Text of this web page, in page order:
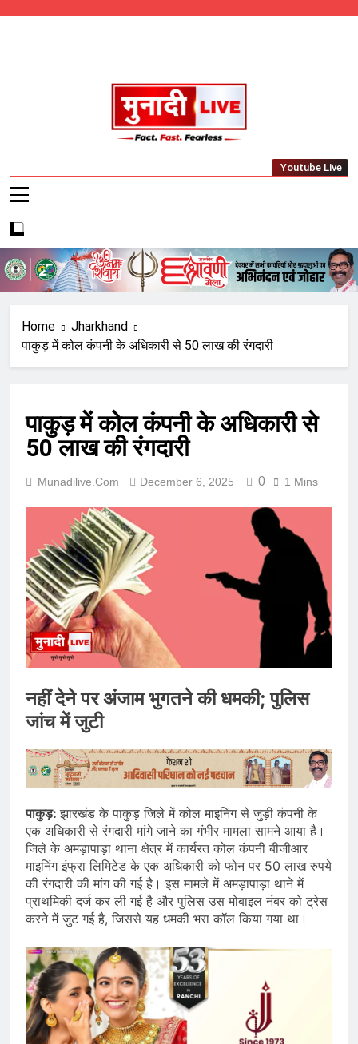
Munadi Live – Jharkhand's Leading Local
Youtube Live
Home
Jharkhand
पाकुड़ में कोल कंपनी के अधिकारी से 50 लाख की रंगदारी
पाकुड़ में कोल कंपनी के अधिकारी से
50 लाख की रंगदारी
Munadilive.com December 6, 2025 0 1 Mins
नहीं देने पर अंजाम भुगतने की धमकी; पुलिस
जांच में जुटी
पाकुड़:झारखंड के पाकुड़ जिले में कोल माइनिंग से जुड़ी कंपनी के
एक अधिकारी से रंगदारी मांगे जाने का गंभीर मामला सामने आया है।
जिले के अमड़ापाड़ा थाना क्षेत्र में कार्यरत कोल कंपनी बीजीआर
माइनिंग इंफ्रा लिमिटेड के एक अधिकारी को फोन पर 50 लाख रुपये
की रंगदारी की मांग की गई है। इस मामले में अमड़ापाड़ा थाने में
प्राथमिकी दर्ज कर ली गई है और पुलिस उस मोबाइल नंबर को ट्रेस
करने में जुट गई है, जिससे यह धमकी भरा कॉल किया गया था।